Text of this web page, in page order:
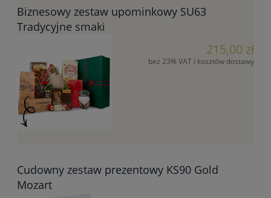
Biznesowy zestaw upominkowy SU63
Tradycyjne smaki
215,00 zł
bez 23% VAT i kosztów dostawy
Cudowny zestaw prezentowy KS90 Gold
Mozart